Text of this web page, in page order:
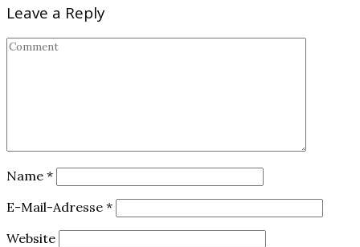
Leave a Reply
Name *
E-Mail-Adresse *
Website